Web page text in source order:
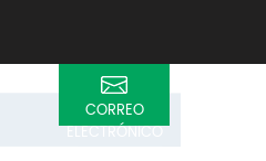
CORREO
ELECTRÓNICO